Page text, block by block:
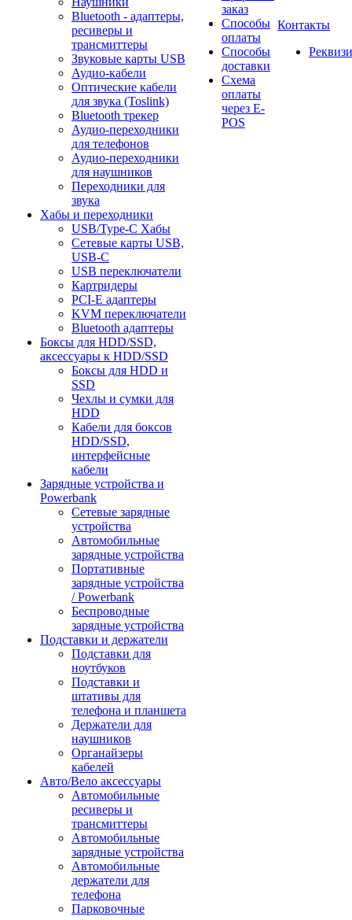
Bluetooth - адаптеры,
ресиверы и
трансмиттеры
Звуковые карты USB
Аудио-кабели
Оптические кабели
для звука (Toslink)
Bluetooth трекер
Аудио-переходники
для телефонов
Аудио-переходники
для наушников
Переходники для
звука
Хабы и переходники
USB/Type-C Хабы
Сетевые карты USB,
USB-C
USB переключатели
Картридеры
PCI-E адаптеры
KVM переключатели
Bluetooth адаптеры
Боксы для HDD/SSD,
аксессуары к HDD/SSD
Боксы для HDD и
SSD
Чехлы и сумки для
HDD
Кабели для боксов
HDD/SSD,
интерфейсные
кабели
Зарядные устройства и
Powerbank
Сетевые зарядные
устройства
Автомобильные
зарядные устройства
Портативные
зарядные устройства
/ Powerbank
Беспроводные
зарядные устройства
Подставки и держатели
Подставки для
ноутбуков
Подставки и
штативы для
телефона и планшета
Держатели для
наушников
Органайзеры
кабелей
Авто/Вело аксессуары
Автомобильные
ресиверы и
трансмиттеры
Автомобильные
зарядные устройства
Автомобильные
держатели для
телефона
Парковочные
заказ
Способы
оплаты
Способы
доставки
Схема
оплаты
через E-
POS
Контакты